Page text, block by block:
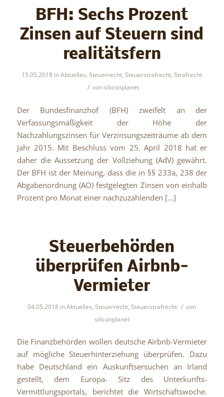
BFH: Sechs Prozent
Zinsen auf Steuern sind
realitätsfern
15.05.2018 inAktuelles,Steuerrecht,Steuerstrafrecht,Strafrecht
/ vonsiliconplanet
Der Bundesfinanzhof (BFH) zweifelt an der
Verfassungsmäßigkeit der Höhe der
Nachzahlungszinsen für Verzinsungszeiträume ab dem
Jahr 2015. Mit Beschluss vom 25. April 2018 hat er
daher die Aussetzung der Vollziehung (AdV) gewährt.
Der BFH ist der Meinung, dass die in §§ 233a, 238 der
Abgabenordnung (AO) festgelegten Zinsen von einhalb
Prozent pro Monat einer nachzuzahlenden […]
Steuerbehörden
überprüfen Airbnb-
Vermieter
04.05.2018 inAktuelles,Steuerrecht,Steuerstrafrecht / von
siliconplanet
Die Finanzbehörden wollen deutsche Airbnb-Vermieter
auf mögliche Steuerhinterziehung überprüfen. Dazu
habe Deutschland ein Auskunftsersuchen an Irland
gestellt, dem Europa- Sitz des Unterkunfts-
Vermittlungsportals, berichtet die Wirtschaftswoche.